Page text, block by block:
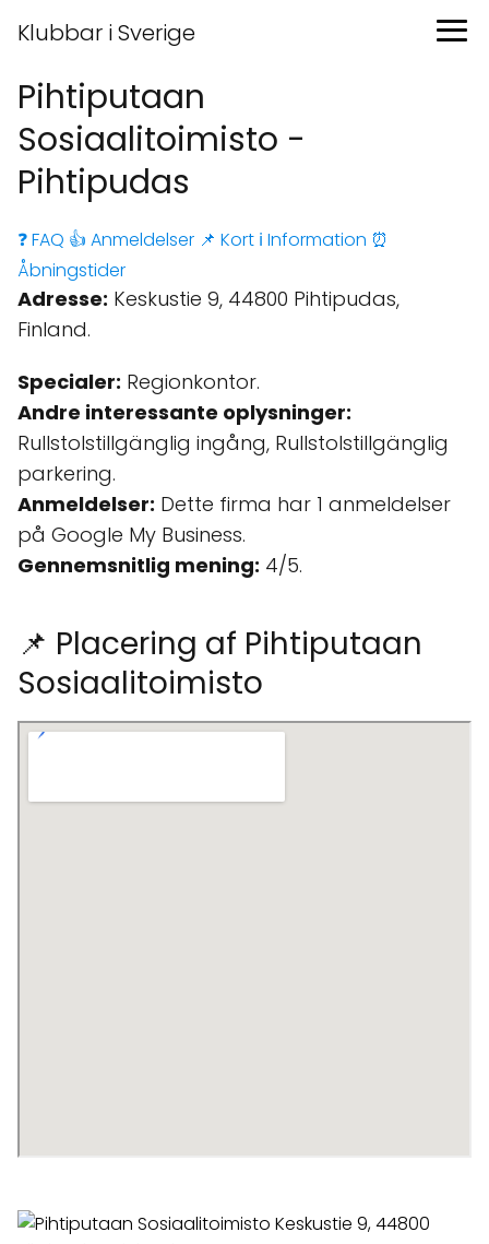
Klubbar i Sverige
Pihtiputaan
Sosiaalitoimisto -
Pihtipudas
❓ FAQ 👍 Anmeldelser 📌 Kort ℹ️ Information ⏰
Åbningstider
Adresse: Keskustie 9, 44800 Pihtipudas,
Finland.
Specialer: Regionkontor.
Andre interessante oplysninger:
Rullstolstillgänglig ingång, Rullstolstillgänglig
parkering.
Anmeldelser: Dette firma har 1 anmeldelser
på Google My Business.
Gennemsnitlig mening: 4/5.
📌 Placering af Pihtiputaan
Sosiaalitoimisto